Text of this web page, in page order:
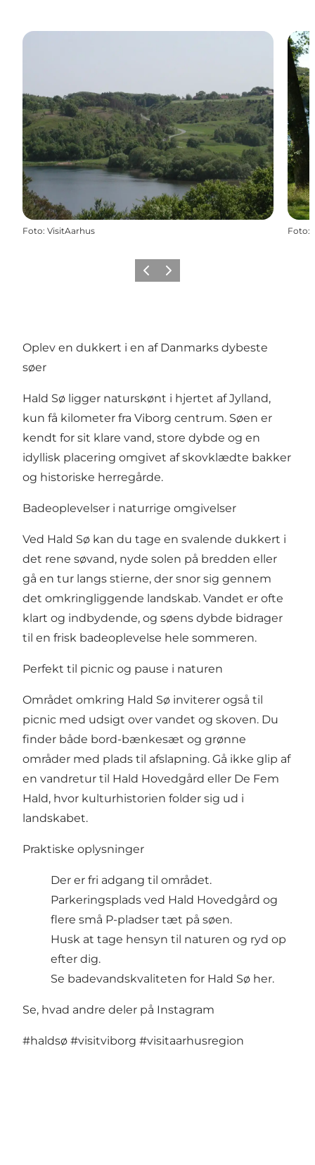
Foto: VisitAarhus Foto:
ForrigeNæste
Oplev en dukkert i en af Danmarks dybeste
søer
Hald Sø ligger naturskønt i hjertet af Jylland,
kun få kilometer fra Viborg centrum. Søen er
kendt for sit klare vand, store dybde og en
idyllisk placering omgivet af skovklædte bakker
og historiske herregårde.
Badeoplevelser i naturrige omgivelser
Ved Hald Sø kan du tage en svalende dukkert i
det rene søvand, nyde solen på bredden eller
gå en tur langs stierne, der snor sig gennem
det omkringliggende landskab. Vandet er ofte
klart og indbydende, og søens dybde bidrager
til en frisk badeoplevelse hele sommeren.
Perfekt til picnic og pause i naturen
Området omkring Hald Sø inviterer også til
picnic med udsigt over vandet og skoven. Du
finder både bord-bænkesæt og grønne
områder med plads til afslapning. Gå ikke glip af
en vandretur til Hald Hovedgård eller De Fem
Hald, hvor kulturhistorien folder sig ud i
landskabet.
Praktiske oplysninger
Der er fri adgang til området.
Parkeringsplads ved Hald Hovedgård og
flere små P-pladser tæt på søen.
Husk at tage hensyn til naturen og ryd op
efter dig.
Se badevandskvaliteten for Hald Sø her.
Se, hvad andre deler på Instagram
#haldsø #visitviborg #visitaarhusregion